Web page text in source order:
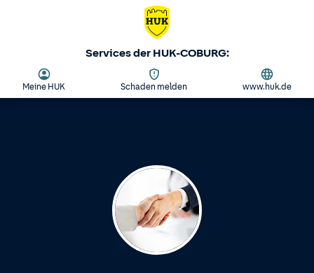
Services der HUK-COBURG:
Meine HUK Schaden melden www.huk.de